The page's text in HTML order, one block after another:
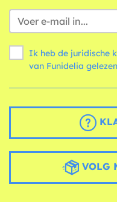
Ik heb de juridische
van Funidelia
VOLG